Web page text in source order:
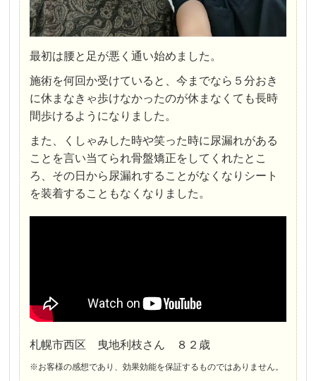
最初は腰と足が悪く通い始めました。
施術を何回か受けていると、今までなら５分おき
に休まなきゃ歩けなかったのが休まなくても長時
間歩けるようになりました。
また、くしゃみした時や笑った時に尿漏れがある
ことを言い当てられ骨盤矯正をしてくれたとこ
ろ、その日から尿漏れすることがなくなりシート
を装着することもなくなりました。
札幌市西区 曳地利枝さん ８２歳
※お客様の感想であり、効果効能を保証するものではありません。